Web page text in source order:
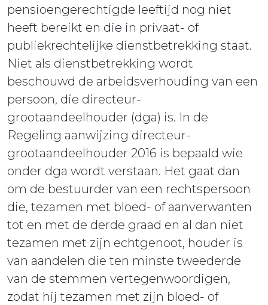
pensioengerechtigde leeftijd nog niet
heeft bereikt en die in privaat- of
publiekrechtelijke dienstbetrekking staat.
Niet als dienstbetrekking wordt
beschouwd de arbeidsverhouding van een
persoon, die directeur-
grootaandeelhouder (dga) is. In de
Regeling aanwijzing directeur-
grootaandeelhouder 2016 is bepaald wie
onder dga wordt verstaan. Het gaat dan
om de bestuurder van een rechtspersoon
die, tezamen met bloed- of aanverwanten
tot en met de derde graad en al dan niet
tezamen met zijn echtgenoot, houder is
van aandelen die ten minste tweederde
van de stemmen vertegenwoordigen,
zodat hij tezamen met zijn bloed- of